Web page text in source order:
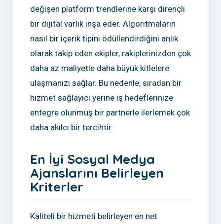
değişen platform trendlerine karşı dirençli
bir dijital varlık inşa eder. Algoritmaların
nasıl bir içerik tipini ödüllendirdiğini anlık
olarak takip eden ekipler, rakiplerinizden çok
daha az maliyetle daha büyük kitlelere
ulaşmanızı sağlar. Bu nedenle, sıradan bir
hizmet sağlayıcı yerine iş hedeflerinize
entegre olunmuş bir partnerle ilerlemek çok
daha akılcı bir tercihtir.
En İyi Sosyal Medya
Ajanslarını Belirleyen
Kriterler
Kaliteli bir hizmeti belirleyen en net